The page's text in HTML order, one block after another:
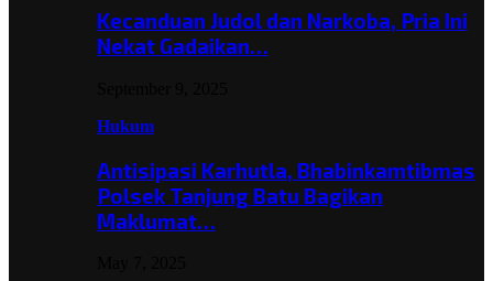
Kecanduan Judol dan Narkoba, Pria Ini
Nekat Gadaikan…
Hukum
Antisipasi Karhutla, Bhabinkamtibmas
Polsek Tanjung Batu Bagikan
Maklumat…